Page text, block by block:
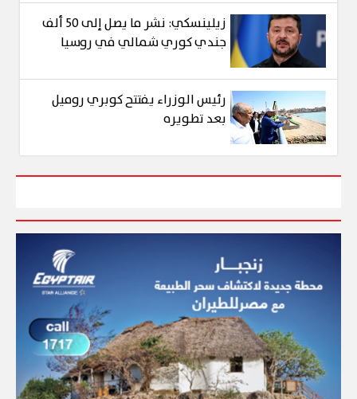
زيلينسكي: نشر ما يصل إلى 50 ألف
جندي كوري شمالي في روسيا
رئيس الوزراء يفتتح كوبري روميل
بعد تطويره